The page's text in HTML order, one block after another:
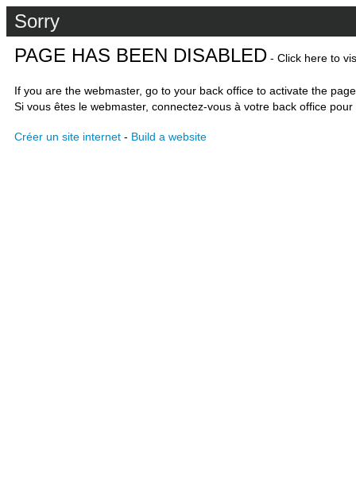
Sorry
PAGE HAS BEEN DISABLED - Click here to
If you are the webmaster, go to your back office to activate the
Si vous êtes le webmaster, connectez-vous à votre back office
Créer un site internet - Build a website